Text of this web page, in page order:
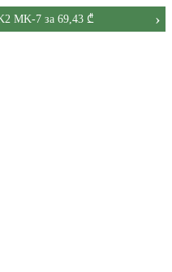
MK-7 за 69,43 ₾ ›